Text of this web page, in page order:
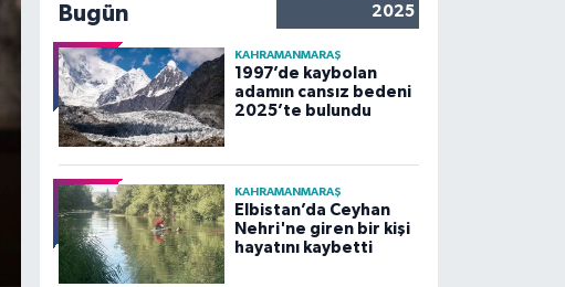
Bugün
2025
KAHRAMANMARAŞ
1997’de kaybolan
adamın cansız bedeni
2025’te bulundu
KAHRAMANMARAŞ
Elbistan’da Ceyhan
Nehri'ne giren bir kişi
hayatını kaybetti